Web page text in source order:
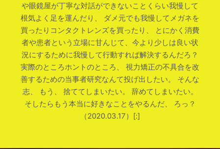
や眼鏡屋が丁寧な対話ができないことくらい我慢して
根気よく足を運んだり、 ダメ元でも我慢してメガネを
買ったりコンタクトレンズを買ったり、 とにかく消費
者や患者という立場に甘んじて、今より少しは良い状
況にするために我慢して行動すれば解決するんだろ？
実際のところホントのところ、 視力矯正の不具合を改
善するための当事者研究なんて投げ出したい。 そんな
志、 もう、 捨ててしまいたい。 辞めてしまいたい。
そしたらもう本当に好きなことをやるんだ、 ろっ？
（2020.03.17）[:]